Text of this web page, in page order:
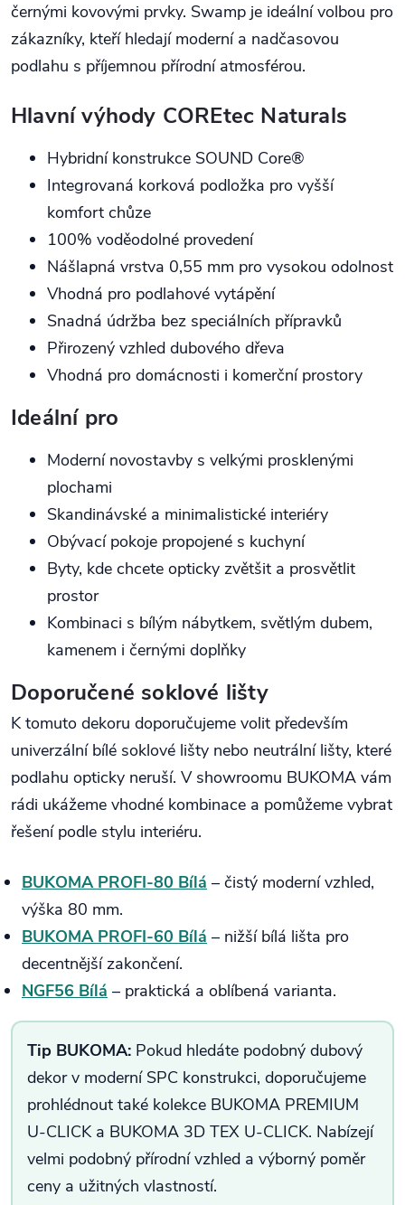
černými kovovými prvky. Swamp je ideální volbou pro
zákazníky, kteří hledají moderní a nadčasovou
podlahu s příjemnou přírodní atmosférou.
Hlavní výhody COREtec Naturals
Hybridní konstrukce SOUND Core®
Integrovaná korková podložka pro vyšší
komfort chůze
100% voděodolné provedení
Nášlapná vrstva 0,55 mm pro vysokou odolnost
Vhodná pro podlahové vytápění
Snadná údržba bez speciálních přípravků
Přirozený vzhled dubového dřeva
Vhodná pro domácnosti i komerční prostory
Ideální pro
Moderní novostavby s velkými prosklenými
plochami
Skandinávské a minimalistické interiéry
Obývací pokoje propojené s kuchyní
Byty, kde chcete opticky zvětšit a prosvětlit
prostor
Kombinaci s bílým nábytkem, světlým dubem,
kamenem i černými doplňky
Doporučené soklové lišty
K tomuto dekoru doporučujeme volit především
univerzální bílé soklové lišty nebo neutrální lišty, které
podlahu opticky neruší. V showroomu BUKOMA vám
rádi ukážeme vhodné kombinace a pomůžeme vybrat
řešení podle stylu interiéru.
BUKOMA PROFI-80 Bílá – čistý moderní vzhled,
výška 80 mm.
BUKOMA PROFI-60 Bílá – nižší bílá lišta pro
decentnější zakončení.
NGF56 Bílá – praktická a oblíbená varianta.
Tip BUKOMA: Pokud hledáte podobný dubový
dekor v moderní SPC konstrukci, doporučujeme
prohlédnout také kolekce BUKOMA PREMIUM
U-CLICK a BUKOMA 3D TEX U-CLICK. Nabízejí
velmi podobný přírodní vzhled a výborný poměr
ceny a užitných vlastností.